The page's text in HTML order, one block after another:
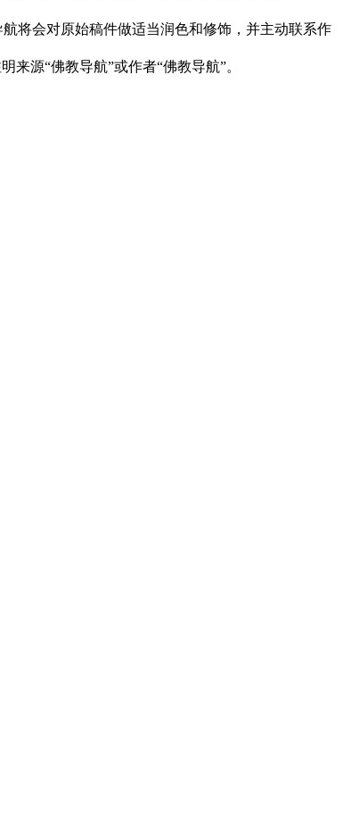
将会对原始稿件做适当润色和修饰，并主动联系作
源“佛教导航”或作者“佛教导航”。